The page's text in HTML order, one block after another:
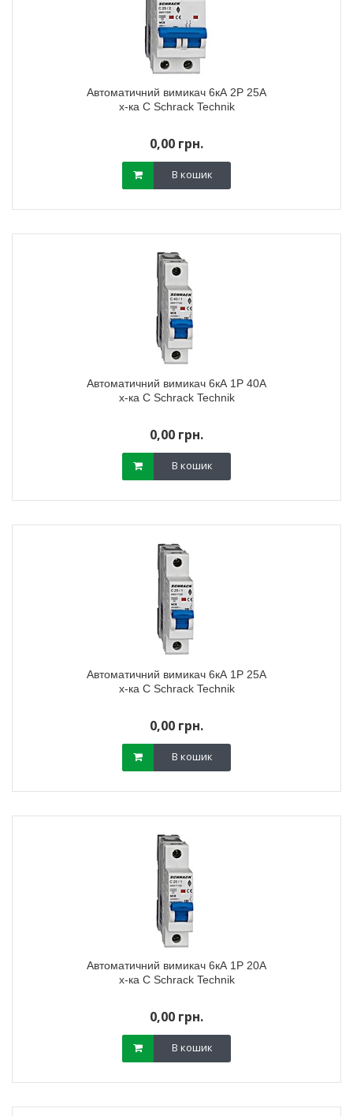
Автоматичний вимикач 6кА 2P 25А
х-ка C Schrack Technik
0,00 грн.
В кошик
Автоматичний вимикач 6кА 1P 40А
х-ка C Schrack Technik
0,00 грн.
В кошик
Автоматичний вимикач 6кА 1P 25А
х-ка C Schrack Technik
0,00 грн.
В кошик
Автоматичний вимикач 6кА 1P 20А
х-ка C Schrack Technik
0,00 грн.
В кошик